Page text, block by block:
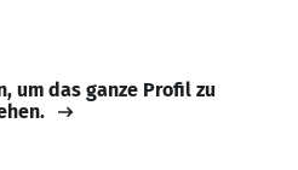
um das ganze Profil zu